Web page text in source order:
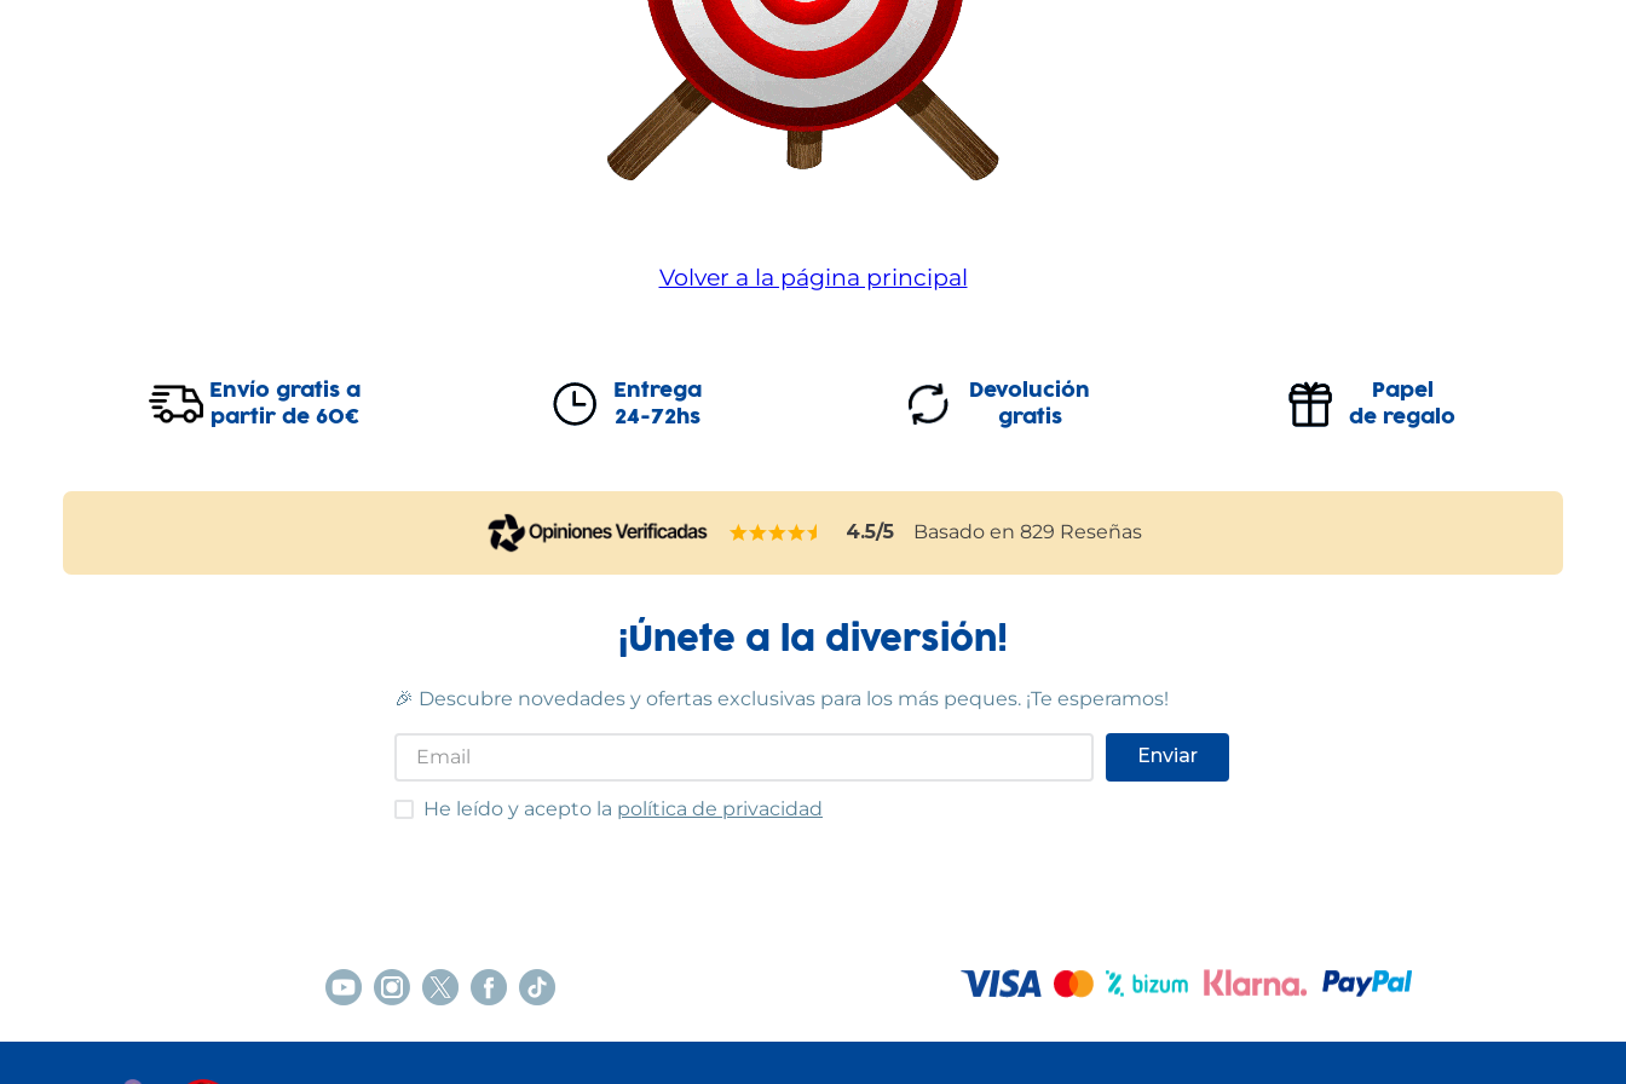
Volver a la página principal
Envío gratis a
partir de 60€
Entrega
24-72hs
Devolución
gratis
Papel
de regalo
4.5/5 Basado en 829 Reseñas
¡Únete a la diversión!
🎉 Descubre novedades y ofertas exclusivas para los más peques. ¡Te esperamos!
Enviar
He leído y acepto las condiciones
He leído y acepto la política de privacidad